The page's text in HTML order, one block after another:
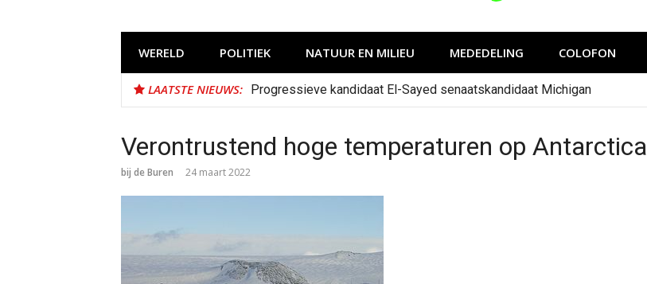
WERELD POLITIEK NATUUR EN MILIEU MEDEDELING COLOFON
LAATSTE NIEUWS: Progressieve kandidaat El-Sayed senaatskandidaat Michigan
Verontrustend hoge temperaturen op Antarctica
bij de Buren 24 maart 2022